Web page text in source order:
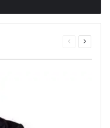
Pagina